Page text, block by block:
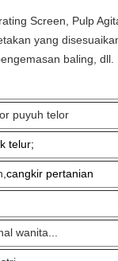
Screen, Pulp
yang
baling, dll.
puyuh telor
telur;
cangkir pertanian
wanita...